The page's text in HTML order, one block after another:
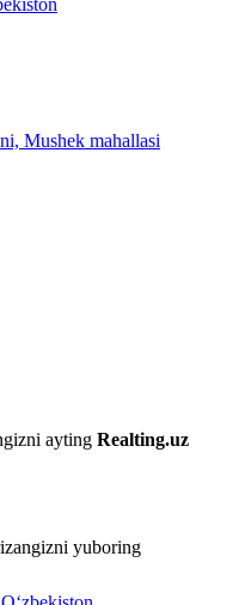
Mushek mahallasi
ayting Realting.uz
yuboring